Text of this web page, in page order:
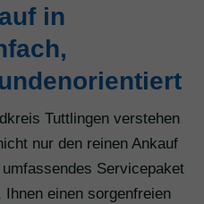
in
Tuttlingen verstehen
nur den reinen Ankauf
Servicepaket
einen sorgenfreien